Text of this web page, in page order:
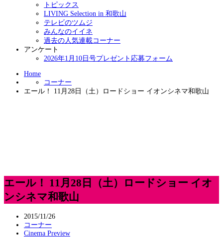
トピックス
LIVING Selection in 和歌山
テレビのツムジ
みんなのイイネ
過去の人気連載コーナー
アンケート
2026年1月10日号プレゼント応募フォーム
Home
コーナー
エール！ 11月28日（土）ロードショー イオンシネマ和歌山
エール！ 11月28日（土）ロードショー イオ
ンシネマ和歌山
2015/11/26
コーナー
Cinema Preview